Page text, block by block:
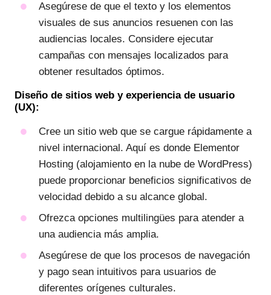
Asegúrese de que el texto y los elementos
visuales de sus anuncios resuenen con las
audiencias locales. Considere ejecutar
campañas con mensajes localizados para
obtener resultados óptimos.
Diseño de sitios web y experiencia de usuario
(UX):
Cree un sitio web que se cargue rápidamente a
nivel internacional. Aquí es donde Elementor
Hosting (alojamiento en la nube de WordPress)
puede proporcionar beneficios significativos de
velocidad debido a su alcance global.
Ofrezca opciones multilingües para atender a
una audiencia más amplia.
Asegúrese de que los procesos de navegación
y pago sean intuitivos para usuarios de
diferentes orígenes culturales.